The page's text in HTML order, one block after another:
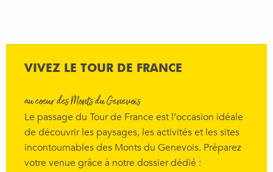
VIVEZ LE TOUR DE FRANCE
au cœur des Monts du Genevois
Le passage du Tour de France est l’occasion idéale
de découvrir les paysages, les activités et les sites
incontournables des Monts du Genevois. Préparez
votre venue grâce à notre dossier dédié :